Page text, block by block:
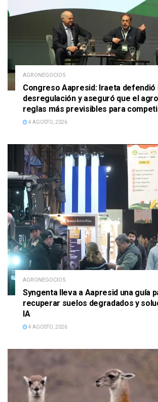
AGRONEGOCIOS
Congreso Aapresid: Iraeta defendió
desregulación y aseguró que el
reglas más previsibles para
4 AGOSTO, 2026
AGRONEGOCIOS
Syngenta lleva a Aapresid una guía
recuperar suelos degradados y
IA
4 AGOSTO, 2026